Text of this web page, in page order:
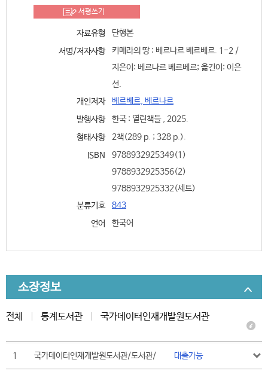
서평쓰기
자료유형
단행본
서명/저자사항
키메라의 땅 : 베르나르 베르베르. 1-2 /
지은이: 베르나르 베르베르; 옮긴이: 이은
선.
개인저자
베르베르, 베르나르
발행사항
한국 : 열린책들 , 2025.
형태사항
2책(289 p. ; 328 p.).
ISBN
9788932925349(1)
9788932925356(2)
9788932925332(세트)
분류기호
843
언어
한국어
소장정보
전체 통계도서관 국가데이터인재개발원도서관
1 국가데이터인재개발원도서관/도서관/ 대출가능